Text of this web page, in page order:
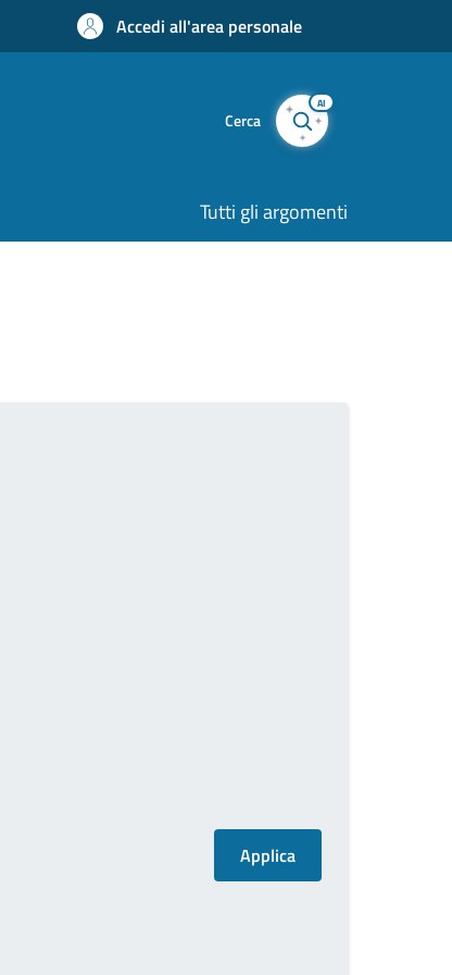
Accedi all'area personale
Cerca
AI
Tutti gli argomenti